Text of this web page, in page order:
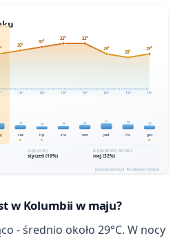
w Kolumbii w maju?
- średnio około 29°C. W nocy